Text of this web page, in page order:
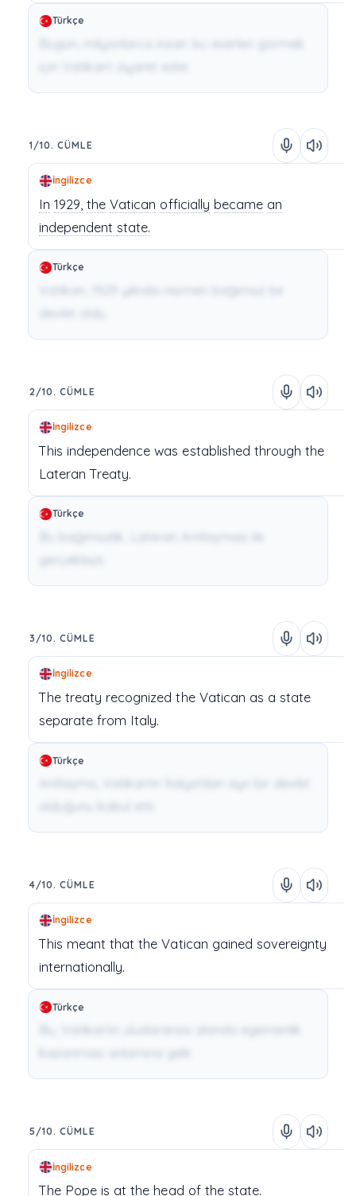
Türkçe
Bugün, milyonlarca insan bu eserleri görmek
1/10. CÜMLE
İngilizce
In 1929, the Vatican officially became an
independentstate.
Türkçe
Vatikan, 1929 yılında resmen bağımsız bir
2/10. CÜMLE
İngilizce
This independencewas established through the
Lateran Treaty.
Türkçe
3/10. CÜMLE
İngilizce
The treaty recognized the Vatican as astate
separate from Italy.
Türkçe
4/10. CÜMLE
İngilizce
This meant that the Vatican gained sovereignty
internationally.
Türkçe
Bu, Vatikan'ın uluslararası alanda egemenlik
5/10. CÜMLE
İngilizce
The Pope is at the head of the state.